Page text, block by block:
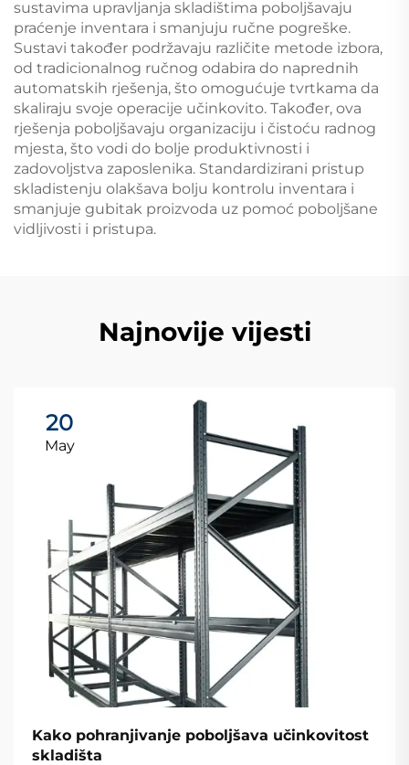
sustavima upravljanja skladištima poboljšavaju
praćenje inventara i smanjuju ručne pogreške.
Sustavi također podržavaju različite metode izbora,
od tradicionalnog ručnog odabira do naprednih
automatskih rješenja, što omogućuje tvrtkama da
skaliraju svoje operacije učinkovito. Također, ova
rješenja poboljšavaju organizaciju i čistoću radnog
mjesta, što vodi do bolje produktivnosti i
zadovoljstva zaposlenika. Standardizirani pristup
skladistenju olakšava bolju kontrolu inventara i
smanjuje gubitak proizvoda uz pomoć poboljšane
vidljivosti i pristupa.
Najnovije vijesti
20
May
Kako pohranjivanje poboljšava učinkovitost
skladišta